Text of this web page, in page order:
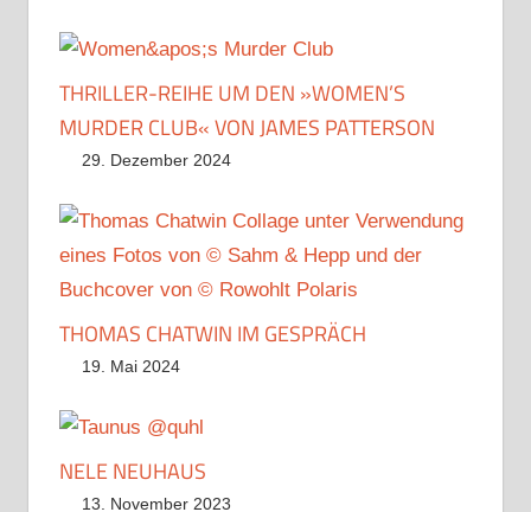
THRILLER-REIHE UM DEN »WOMEN’S
MURDER CLUB« VON JAMES PATTERSON
29. Dezember 2024
THOMAS CHATWIN IM GESPRÄCH
19. Mai 2024
NELE NEUHAUS
13. November 2023